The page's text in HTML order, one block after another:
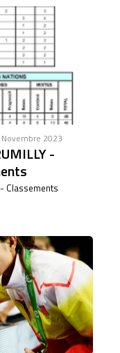
2023
-
Classements